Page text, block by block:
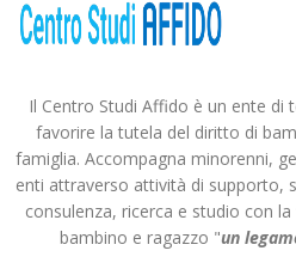
Il Centro Studi Affido è un ente
favorire la tutela del diritto di
famiglia. Accompagna minorenni,
enti attraverso attività di supporto,
consulenza, ricerca e studio con
bambino e ragazzo "un